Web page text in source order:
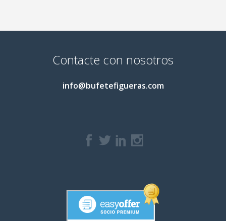
Contacte con nosotros
info@bufetefigueras.com